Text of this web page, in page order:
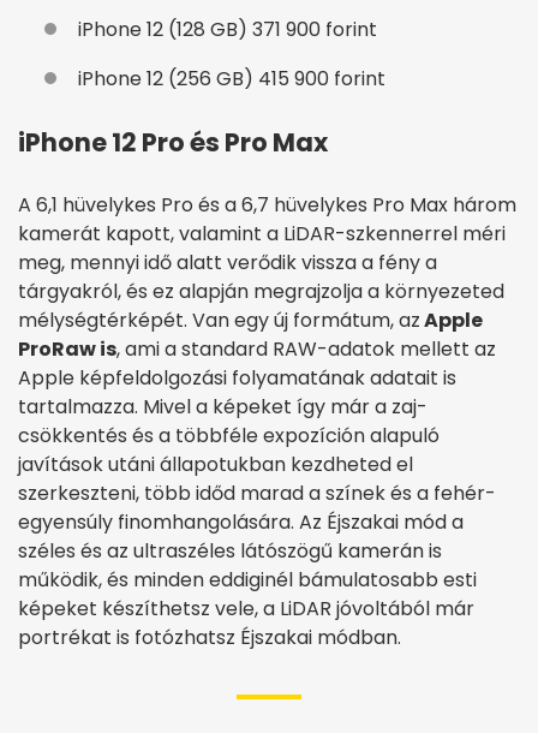
iPhone 12 (128 GB) 371 900 forint
iPhone 12 (256 GB) 415 900 forint
iPhone 12 Pro és Pro Max
A 6,1 hüvelykes Pro és a 6,7 hüvelykes Pro Max három
kamerát kapott, valamint a LiDAR-szkennerrel méri
meg, mennyi idő alatt verődik vissza a fény a
tárgyakról, és ez alapján megrajzolja a környezeted
mélységtérképét. Van egy új formátum, azApple
ProRaw is, ami a standard RAW-adatok mellett az
Apple képfeldolgozási folyamatának adatait is
tartalmazza. Mivel a képeket így már a zaj­
csökkentés és a többféle expozíción alapuló
javítások utáni állapotukban kezdheted el
szerkeszteni, több időd marad a színek és a fehér­
egyensúly finomhangolására. Az Éjszakai mód a
széles és az ultraszéles látószögű kamerán is
működik, és minden eddiginél bámulatosabb esti
képeket készíthetsz vele, a LiDAR jóvoltából már
portrékat is fotózhatsz Éjszakai módban.